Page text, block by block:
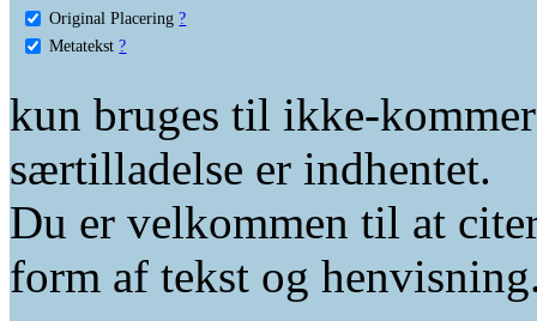
Original Placering ?
Metatekst ?
kun bruges til ikke-
særtilladelse er indhentet.
Du er velkommen til at
form af tekst og